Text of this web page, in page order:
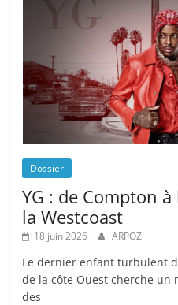
Dossier
YG : de Compton
la Westcoast
18 juin 2026 ARPOZ
Le dernier enfant turbulent
de la côte Ouest cherche un
des